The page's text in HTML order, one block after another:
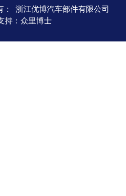
： 浙江优博汽车部件有限公司
持：众里博士